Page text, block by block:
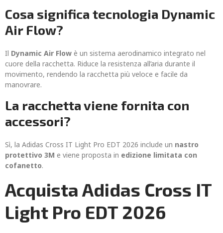
Cosa significa tecnologia Dynamic
Air Flow?
Il Dynamic Air Flow è un sistema aerodinamico integrato nel
cuore della racchetta. Riduce la resistenza all’aria durante il
movimento, rendendo la racchetta più veloce e facile da
manovrare.
La racchetta viene fornita con
accessori?
Sì, la Adidas Cross IT Light Pro EDT 2026 include un nastro
protettivo 3M e viene proposta in edizione limitata con
cofanetto.
Acquista Adidas Cross IT
Light Pro EDT 2026